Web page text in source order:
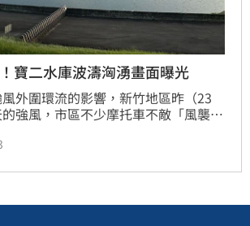
寶二水庫波濤洶湧畫面曝光
外圍環流的影響，新竹地區昨（23
強風，市區不少摩托車不敵「風襲」
水庫「波濤洶湧」影像，畫面曝光後